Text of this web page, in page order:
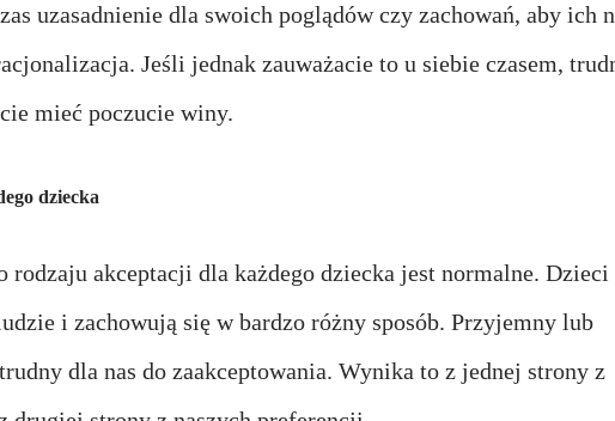
uzasadnienie dla swoich poglądów czy zachowań, aby ich
Jeśli jednak zauważacie to u siebie czasem,
mieć poczucie winy.
dziecka
rodzaju akceptacji dla każdego dziecka jest normalne. Dzieci
i zachowują się w bardzo różny sposób. Przyjemny lub
dla nas do zaakceptowania. Wynika to z jednej strony z